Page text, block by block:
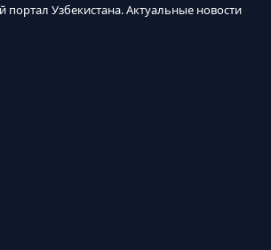
Узбекистана. Актуальные новости